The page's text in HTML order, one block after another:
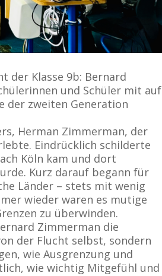
der Klasse 9b: Bernard
und Schüler mit auf
der zweiten Generation
Herman Zimmerman, der
Eindrücklich schilderte
Köln kam und dort
Kurz darauf begann für
Länder – stets mit wenig
wieder waren es mutige
zu überwinden.
Zimmerman die
der Flucht selbst, sondern
wie Ausgrenzung und
wie wichtig Mitgefühl und